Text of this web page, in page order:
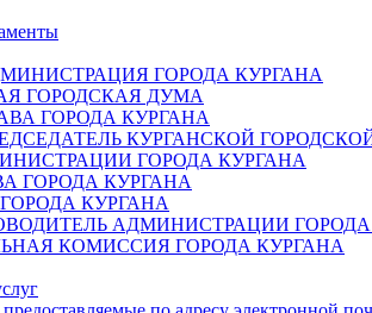
ГОРОДА КУРГАНА
ГОРОДСКАЯ ДУМА
ГОРОДА КУРГАНА
КУРГАНСКОЙ
ГОРОДА КУРГАНА
ГОРОДА КУРГАНА
КУРГАНА
АДМИНИСТРАЦИИ ГОРОДА
КОМИССИЯ ГОРОДА КУРГАНА